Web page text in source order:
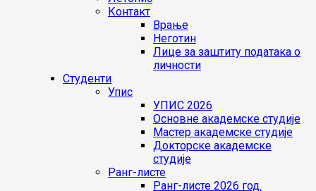
Контакт
Врање
Неготин
Лице за заштиту података о
личности
Студенти
Упис
УПИС 2026
Основне академске студије
Мастер академске студије
Докторске академске
студије
Ранг-листе
Ранг-листе 2026 год.